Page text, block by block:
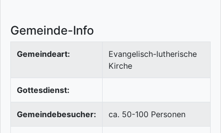
Gemeinde-Info
Gemeindeart:
Evangelisch-lutherische
Kirche
Gottesdienst:
Gemeindebesucher: ca. 50-100 Personen